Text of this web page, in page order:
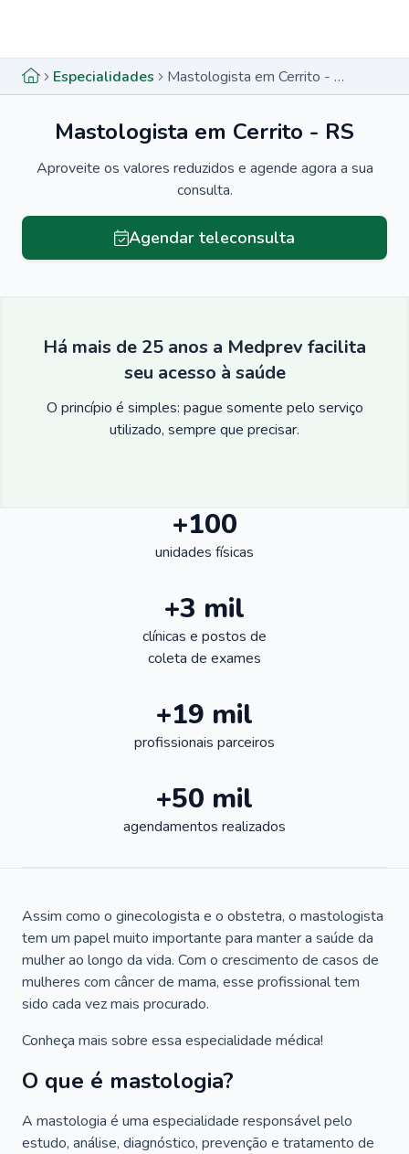
Especialidades Mastologista em Cerrito - RS
Mastologista em Cerrito - RS
Aproveite os valores reduzidos e agende agora a sua
consulta.
Agendar teleconsulta
Há mais de 25 anos a Medprev facilita
seu acesso à saúde
O princípio é simples: pague somente pelo serviço
utilizado, sempre que precisar.
+100
unidades físicas
+3 mil
clínicas e postos de
coleta de exames
+19 mil
profissionais parceiros
+50 mil
agendamentos realizados
Assim como o ginecologista e o obstetra, o mastologista
tem um papel muito importante para manter a saúde da
mulher ao longo da vida. Com o crescimento de casos de
mulheres com câncer de mama, esse profissional tem
sido cada vez mais procurado.
Conheça mais sobre essa especialidade médica!
O que é mastologia?
A mastologia é uma especialidade responsável pelo
estudo, análise, diagnóstico, prevenção e tratamento de